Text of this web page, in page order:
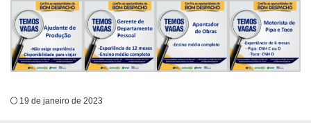
19 de janeiro de 2023